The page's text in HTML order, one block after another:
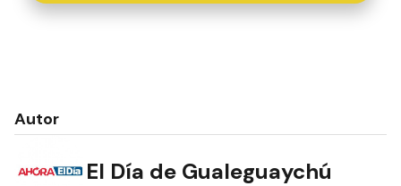
Autor
El Día de Gualeguaychú